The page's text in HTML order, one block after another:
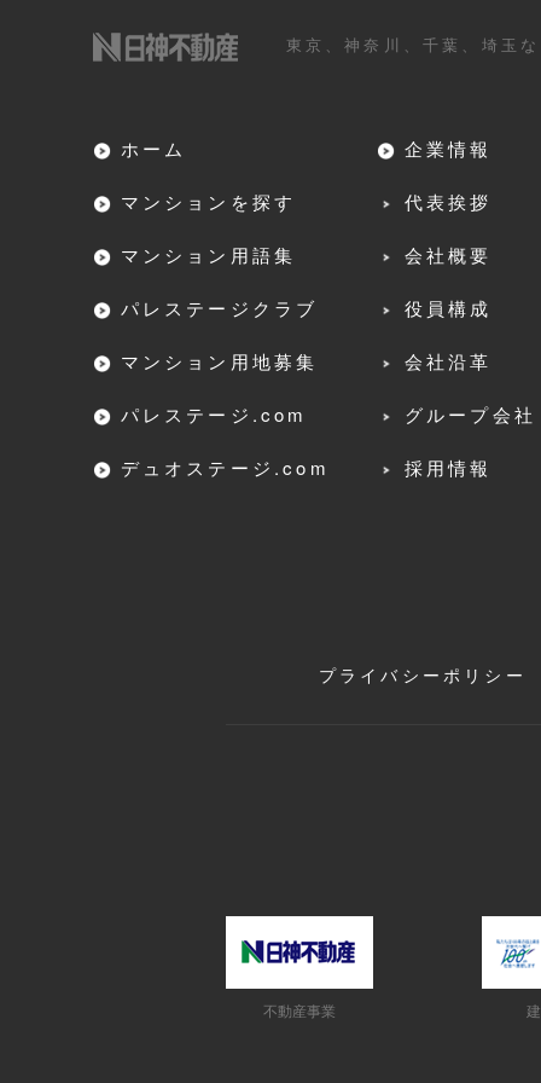
東京、神奈川、千葉、埼玉
ホーム
マンションを探す
マンション用語集
パレステージクラブ
マンション用地募集
パレステージ.com
デュオステージ.com
企業情報
代表挨拶
会社概要
役員構成
会社沿革
グループ会社
採用情報
プライバシーポリシー
不動産事業